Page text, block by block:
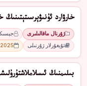
ﺧﺎﺭﯞﺍﺭﺩ
ژۇرنال ماقالىلىرى
ئۇيغۇرلار ژۇرنىلى
2025 - يىلى
بىلىمنىڭ